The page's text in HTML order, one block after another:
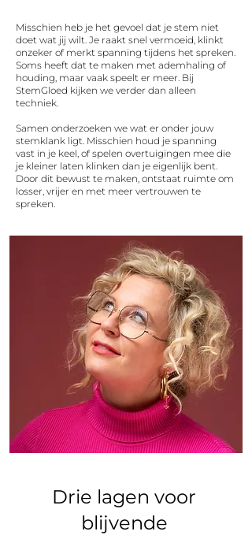
Misschien heb je het gevoel dat je stem niet
doet wat jij wilt. Je raakt snel vermoeid, klinkt
onzeker of merkt spanning tijdens het spreken.
Soms heeft dat te maken met ademhaling of
houding, maar vaak speelt er meer. Bij
StemGloed kijken we verder dan alleen
techniek.
Samen onderzoeken we wat er onder jouw
stemklank ligt. Misschien houd je spanning
vast in je keel, of spelen overtuigingen mee die
je kleiner laten klinken dan je eigenlijk bent.
Door dit bewust te maken, ontstaat ruimte om
losser, vrijer en met meer vertrouwen te
spreken.
Drie lagen voor
blijvende